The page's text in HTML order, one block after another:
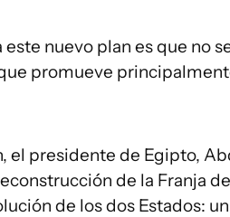
este nuevo plan es que no
promueve
el presidente de Egipto,
de la Franja
de los dos Estados: